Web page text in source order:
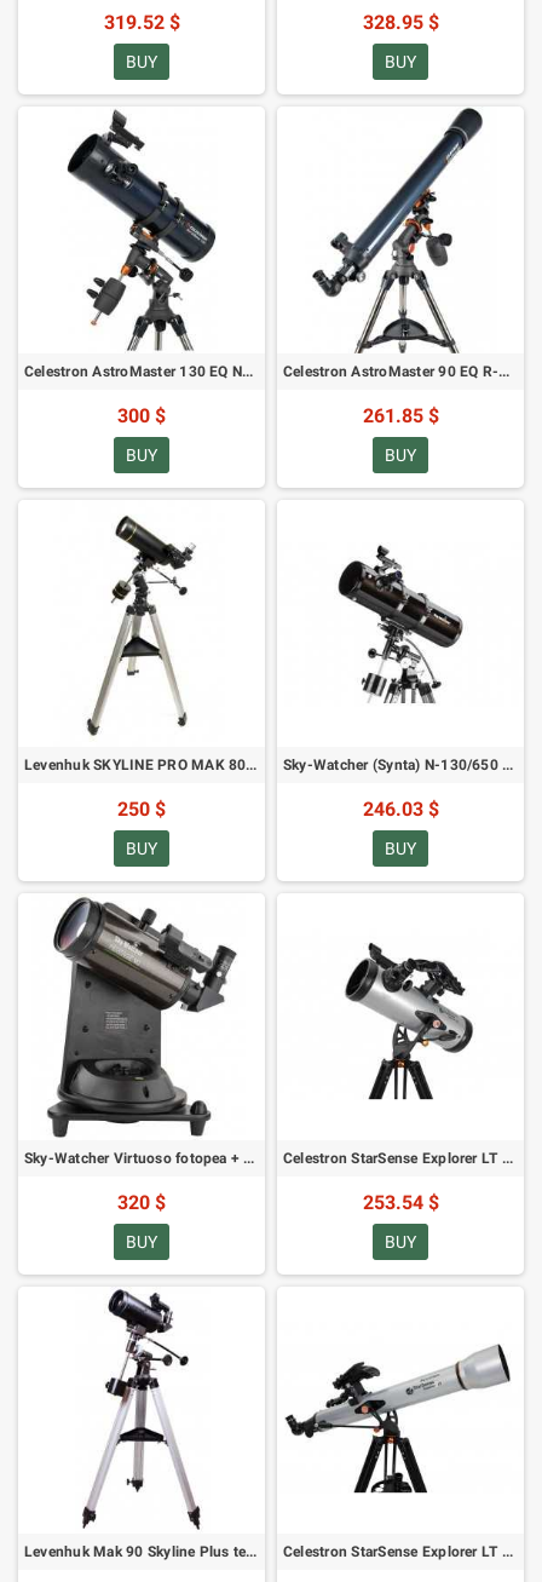
319.52 $
BUY
328.95 $
BUY
Celestron AstroMaster 130 EQ N-130/650 teleskoop (SKU: 31045)
300 $
BUY
Celestron AstroMaster 90 EQ R-90/1000 teleskoop (SKU: 21064)
261.85 $
BUY
Levenhuk SKYLINE PRO MAK 80 EQ-1 (SKU: 30075) teleskoop
250 $
BUY
Sky-Watcher (Synta) N-130/650 EQ2 teleskoop (BKP13065EQ2)
246.03 $
BUY
Sky-Watcher Virtuoso fotopea + MAK 90 teleskoop
320 $
BUY
Celestron StarSense Explorer LT 114AZ teleskoop (SKU: 22452)
253.54 $
BUY
Levenhuk Mak 90 Skyline Plus teleskoop (Mak 90/1250 EQ-1, SKU: 74372) Celestron StarSense Explorer LT 80AZ teleskoop (SKU: 22451)